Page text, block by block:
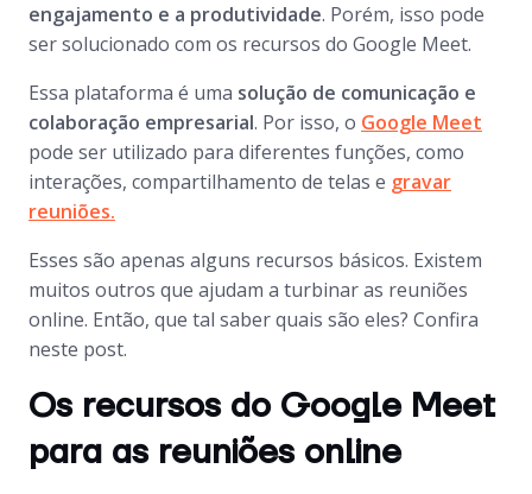
engajamento e a produtividade. Porém, isso pode
ser solucionado com os recursos do Google Meet.
Essa plataforma é uma solução de comunicação e
colaboração empresarial. Por isso, o Google Meet
pode ser utilizado para diferentes funções, como
interações, compartilhamento de telas e gravar
reuniões.
Esses são apenas alguns recursos básicos. Existem
muitos outros que ajudam a turbinar as reuniões
online. Então, que tal saber quais são eles? Confira
neste post.
Os recursos do Google Meet
para as reuniões online